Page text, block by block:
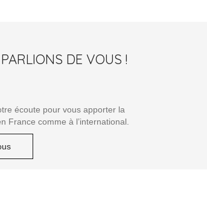
DE VOUS !
écoute pour vous apporter la
France comme à l’international.